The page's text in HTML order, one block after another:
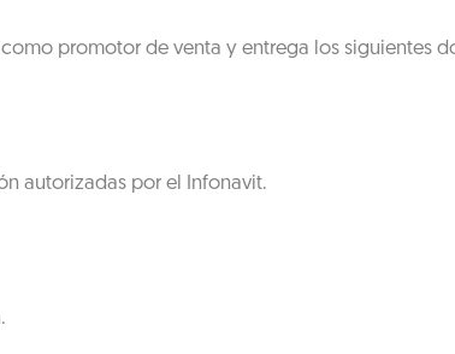
como promotor de venta y entrega los siguientes
autorizadas por el Infonavit.